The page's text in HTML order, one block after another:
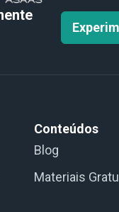
Conteúdos
Blog
Materiais